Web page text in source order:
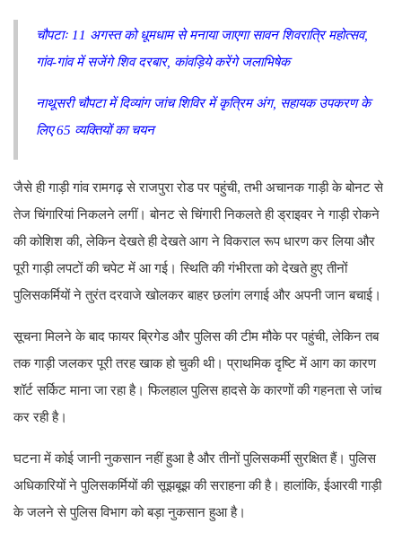
चौपटाः 11 अगस्त को धूमधाम से मनाया जाएगा सावन शिवरात्रि महोत्सव,
गांव-गांव में सजेंगे शिव दरबार, कांवड़िये करेंगे जलाभिषेक
नाथूसरी चौपटा में दिव्यांग जांच शिविर में कृत्रिम अंग, सहायक उपकरण के
लिए 65 व्यक्तियों का चयन
जैसे ही गाड़ी गांव रामगढ़ से राजपुरा रोड पर पहुंची, तभी अचानक गाड़ी के बोनट से
तेज चिंगारियां निकलने लगीं। बोनट से चिंगारी निकलते ही ड्राइवर ने गाड़ी रोकने
की कोशिश की, लेकिन देखते ही देखते आग ने विकराल रूप धारण कर लिया और
पूरी गाड़ी लपटों की चपेट में आ गई। स्थिति की गंभीरता को देखते हुए तीनों
पुलिसकर्मियों ने तुरंत दरवाजे खोलकर बाहर छलांग लगाई और अपनी जान बचाई।
सूचना मिलने के बाद फायर ब्रिगेड और पुलिस की टीम मौके पर पहुंची, लेकिन तब
तक गाड़ी जलकर पूरी तरह खाक हो चुकी थी। प्राथमिक दृष्टि में आग का कारण
शॉर्ट सर्किट माना जा रहा है। फिलहाल पुलिस हादसे के कारणों की गहनता से जांच
कर रही है।
घटना में कोई जानी नुकसान नहीं हुआ है और तीनों पुलिसकर्मी सुरक्षित हैं। पुलिस
अधिकारियों ने पुलिसकर्मियों की सूझबूझ की सराहना की है। हालांकि, ईआरवी गाड़ी
के जलने से पुलिस विभाग को बड़ा नुकसान हुआ है।